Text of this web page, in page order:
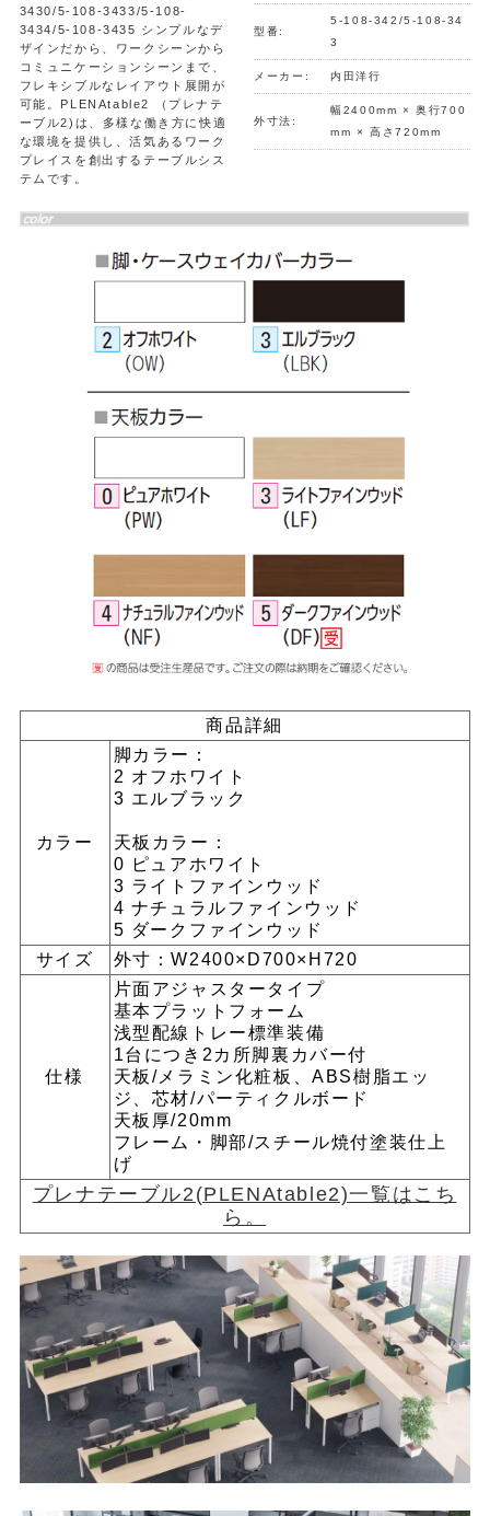
3430/5-108-3433/5-108-
3434/5-108-3435 シンプルなデ
ザインだから、ワークシーンから
コミュニケーションシーンまで、
フレキシブルなレイアウト展開が
可能。PLENAtable2 （プレナテ
ーブル2)は、多様な働き方に快適
な環境を提供し、活気あるワーク
プレイスを創出するテーブルシス
テムです。
型番:
5-108-342/5-108-34
3
メーカー: 内田洋行
外寸法:
幅2400mm × 奥行700
mm × 高さ720mm
商品詳細
カラー
脚カラー：
2 オフホワイト
3 エルブラック
天板カラー：
0 ピュアホワイト
3 ライトファインウッド
4 ナチュラルファインウッド
5 ダークファインウッド
サイズ
外寸：W2400×D700×H720
仕様
片面アジャスタータイプ
基本プラットフォーム
浅型配線トレー標準装備
1台につき2カ所脚裏カバー付
天板/メラミン化粧板、ABS樹脂エッ
ジ、芯材/パーティクルボード
天板厚/20mm
フレーム・脚部/スチール焼付塗装仕上
げ
プレナテーブル2(PLENAtable2)一覧はこち
ら。